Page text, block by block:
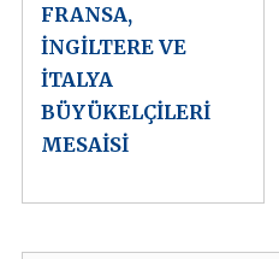
FRANSA,
İNGİLTERE VE
İTALYA
BÜYÜKELÇİLERİ
MESAİSİ